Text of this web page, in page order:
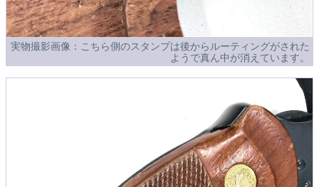
実物撮影画像：こちら側のスタンプは後からルーティングがされた
ようで真ん中が消えています。